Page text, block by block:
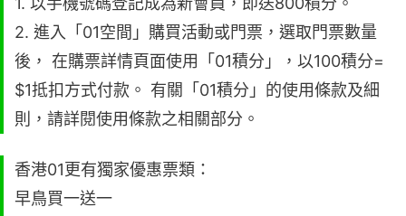
2. 進入「01空間」購買活動或門票，選取門票數量
後， 在購票詳情頁面使用「01積分」，以100積分=
$1抵扣方式付款。 有關「01積分」的使用條款及細
則，請詳閱使用條款之相關部分。
香港01更有獨家優惠票類：
早鳥買一送一